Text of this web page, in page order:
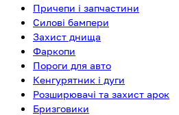
Причепи і запчастини
Силові бампери
Захист днища
Фаркопи
Пороги для авто
Кенгурятник і дуги
Розширювачі та захист арок
Бризговики